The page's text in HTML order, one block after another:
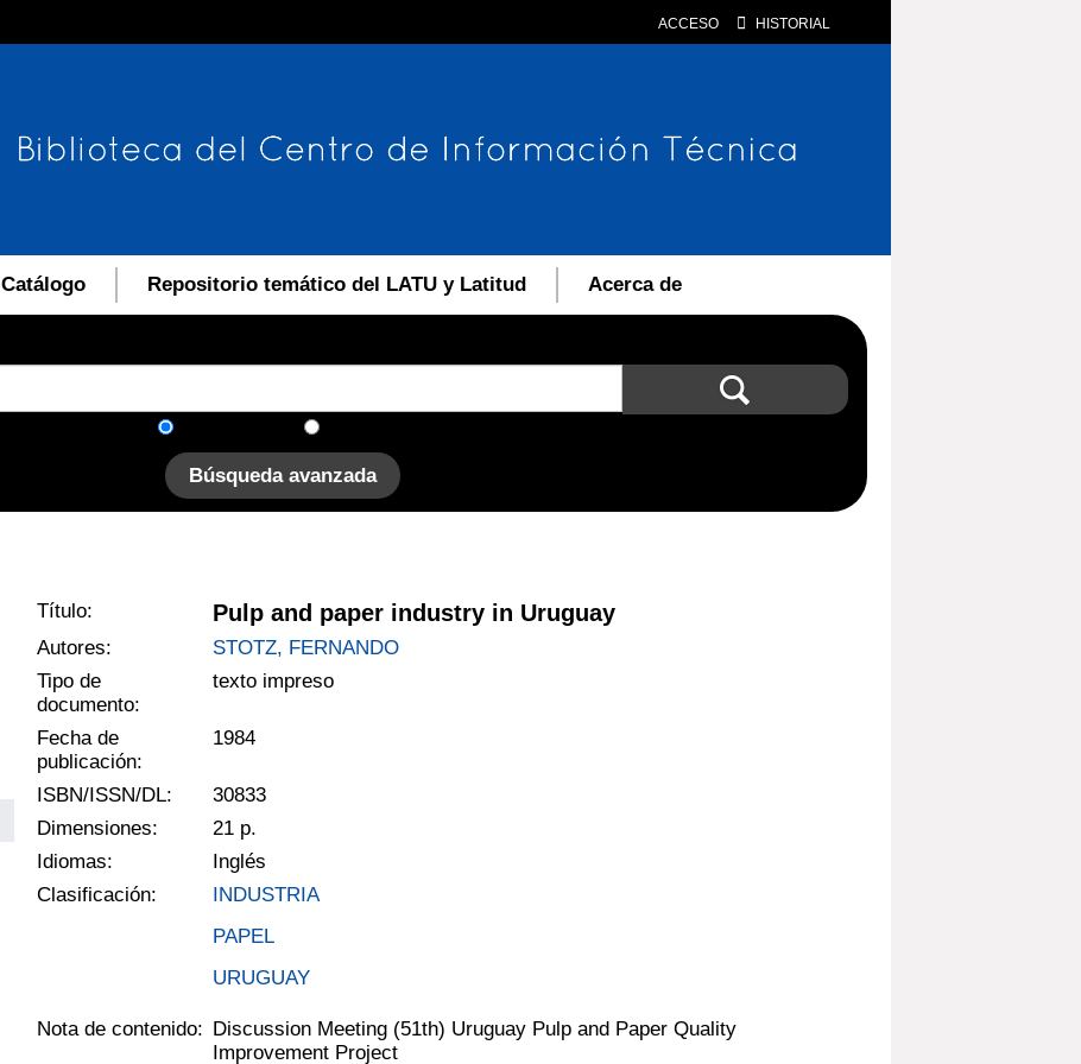
ACCESO HISTORIAL
Catálogo Repositorio temático del LATU y Latitud Acerca de
Búsqueda avanzada
Título: Pulp and paper industry in Uruguay
Autores:
STOTZ, FERNANDO
Tipo de
documento:
texto impreso
Fecha de
publicación:
1984
ISBN/ISSN/DL:
30833
Dimensiones:
21 p.
Idiomas:
Inglés
Clasificación:
INDUSTRIA
PAPEL
URUGUAY
Nota de contenido: Discussion Meeting (51th) Uruguay Pulp and Paper Quality
Improvement Project